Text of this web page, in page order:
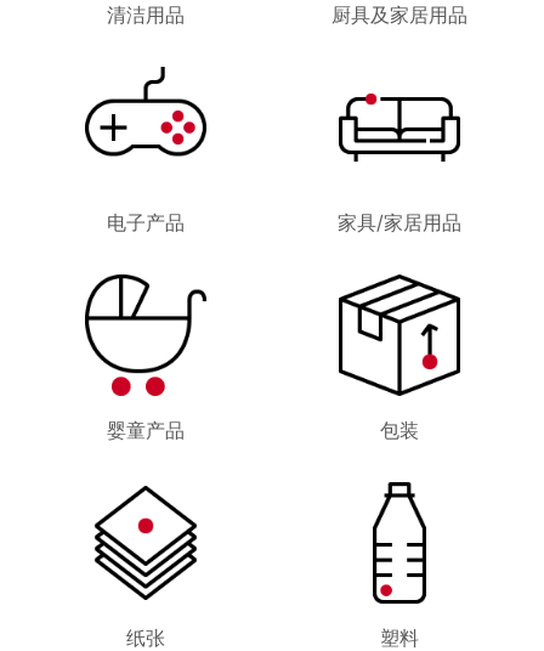
清洁用品 厨具及家居用品
电子产品 家具/家居用品
婴童产品 包装
纸张 塑料